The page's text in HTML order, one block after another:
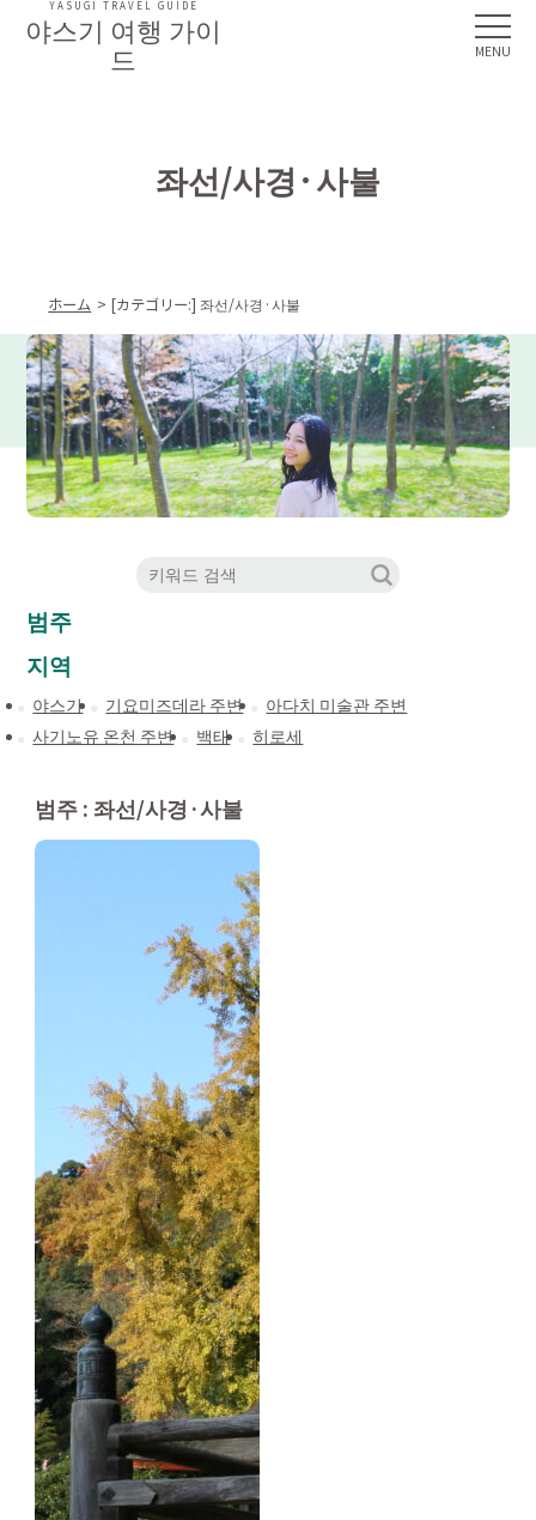
야스기 여행 가이
드
YASUGI TRAVEL GUIDE
좌선/사경·사불
ホーム [カテゴリー:]좌선/사경·사불
범주
지역
야스기 기요미즈데라 주변
아다치 미술관 주변
사기노유 온천 주변
백태 히로세
범주 : 좌선/사경·사불